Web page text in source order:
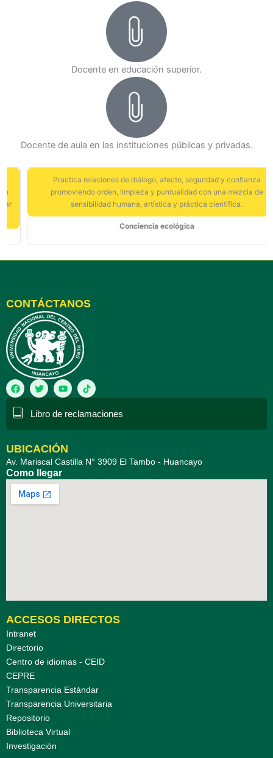
Docente en educación superior.
Docente de aula en las instituciones públicas y privadas.
Practica relaciones de diálogo, afecto, seguridad y confianza
promoviendo orden, limpieza y puntualidad con una mezcla de
sensibilidad humana, artística y práctica científica.
Conciencia ecológica
CONTÁCTANOS
F
a
c
e
b
o
k
T
w
i
t
t
e
Y
o
u
t
u
b
Libro de reclamaciones
UBICACIÓN
Av. Mariscal Castilla N° 3909 El Tambo - Huancayo
Como llegar
ACCESOS DIRECTOS
Intranet
Directorio
Centro de idiomas - CEID
CEPRE
Transparencia Estándar
Transparencia Universitaria
Repositorio
Biblioteca Virtual
Investigación